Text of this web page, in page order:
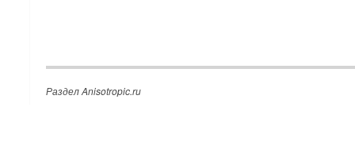
Раздел Anisotropic.ru